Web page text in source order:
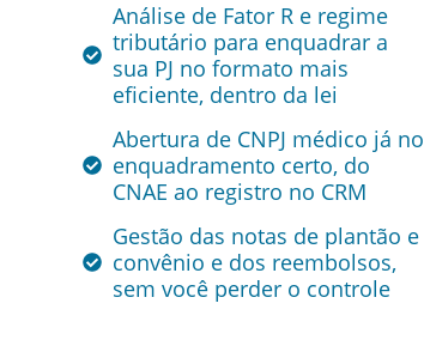
Análise de Fator R e regime
tributário para enquadrar a
sua PJ no formato mais
eficiente, dentro da lei
Abertura de CNPJ médico já no
enquadramento certo, do
CNAE ao registro no CRM
Gestão das notas de plantão e
convênio e dos reembolsos,
sem você perder o controle